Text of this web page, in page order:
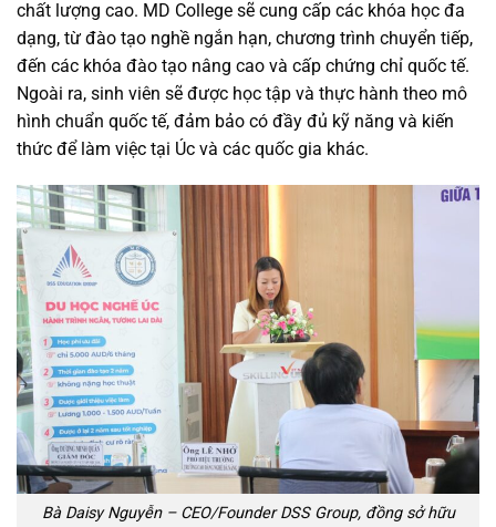
chất lượng cao. MD College sẽ cung cấp các khóa học đa
dạng, từ đào tạo nghề ngắn hạn, chương trình chuyển tiếp,
đến các khóa đào tạo nâng cao và cấp chứng chỉ quốc tế.
Ngoài ra, sinh viên sẽ được học tập và thực hành theo mô
hình chuẩn quốc tế, đảm bảo có đầy đủ kỹ năng và kiến
thức để làm việc tại Úc và các quốc gia khác.
Bà Daisy Nguyễn – CEO/Founder DSS Group, đồng sở hữu